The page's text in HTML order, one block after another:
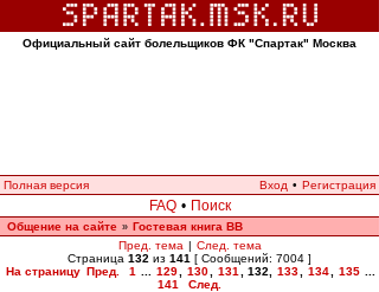
Официальный сайт болельщиков ФК "Спартак" Москва
Полная версия Вход • Регистрация
FAQ • Поиск
Общение на сайте » Гостевая книга ВВ
Пред. тема | След. тема
Страница 132 из 141 [ Сообщений: 7004 ]
На страницу Пред. 1 129 130 131 132 133 134 135
141
След.